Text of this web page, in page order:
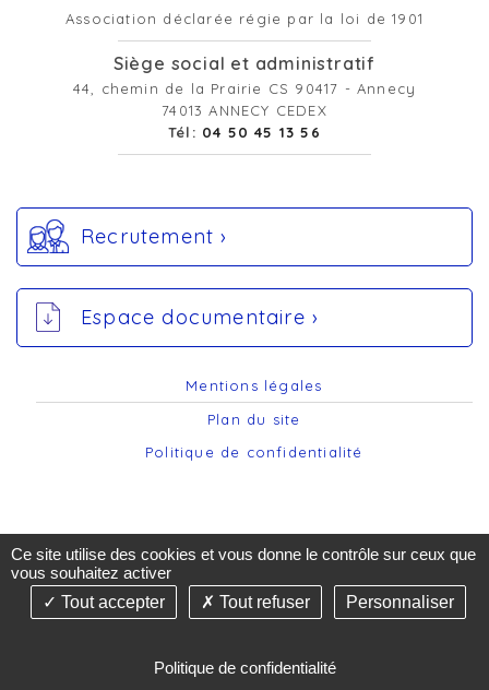
Association déclarée régie par la loi de 1901
Siège social et administratif
44, chemin de la Prairie CS 90417 - Annecy
74013 ANNECY CEDEX
Tél: 04 50 45 13 56
Recrutement ›
Espace documentaire ›
Mentions légales
Plan du site
Politique de confidentialité
©2019-26 AST74 - Tous droits réservés - Création &
de santé -Gestion des cookies
Ce site utilise des cookies et vous donne le contrôle sur ceux que
vous souhaitez activer
Tout accepter
Tout refuser Personnaliser
Politique de confidentialité